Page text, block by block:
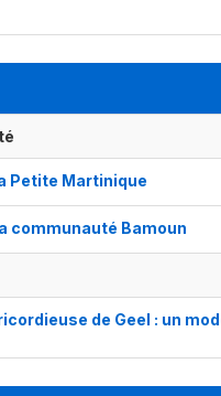
Petite Martinique
communauté Bamoun
de Geel : un